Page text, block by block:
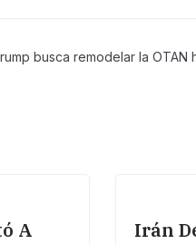
busca remodelar la OTAN
A Irán